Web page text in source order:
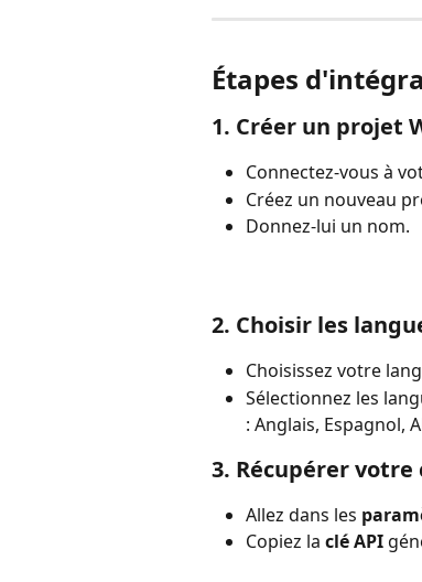
Étapes
1. Créer un projet
Connectez-vous à
Créez un nouveau
Donnez-lui un nom.
2. Choisir les
Choisissez votre
Sélectionnez les
: Anglais, Espagnol,
3. Récupérer votre
Allez dans les
Copiez la clé API